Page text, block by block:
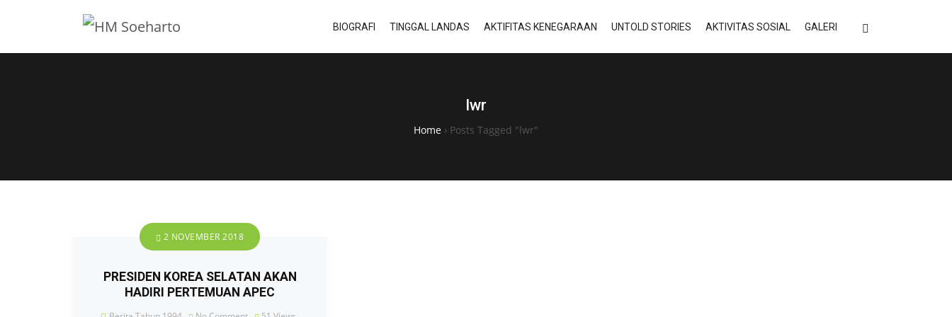
BIOGRAFI TINGGAL LANDAS AKTIFITAS KENEGARAAN UNTOLD STORIES AKTIVITAS SOSIAL GALERI
lwr
Home › Posts Tagged "lwr"
2 NOVEMBER 2018
PRESIDEN KOREA SELATAN AKAN
HADIRI PERTEMUAN APEC